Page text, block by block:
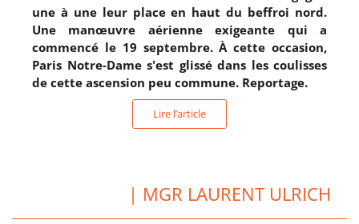
une à une leur place en haut du beffroi nord.
Une manœuvre aérienne exigeante qui a
commencé le 19 septembre. À cette occasion,
Paris Notre-Dame s'est glissé dans les coulisses
de cette ascension peu commune. Reportage.
Lire l’article
| MGR LAURENT ULRICH